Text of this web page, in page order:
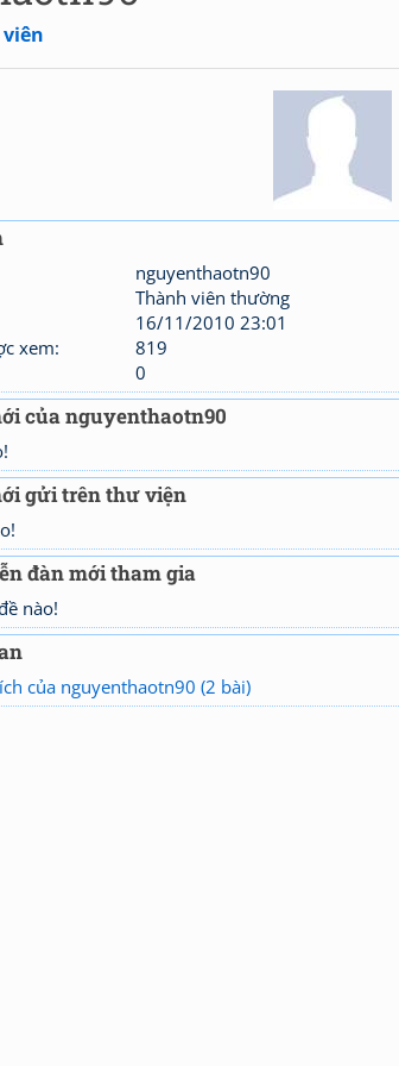
nguyenthaotn90
Thành viên thường
16/11/2010 23:01
xem:
819
0
của nguyenthaotn90
gửi trên thư viện
đàn mới tham gia
nào!
của nguyenthaotn90 (2 bài)